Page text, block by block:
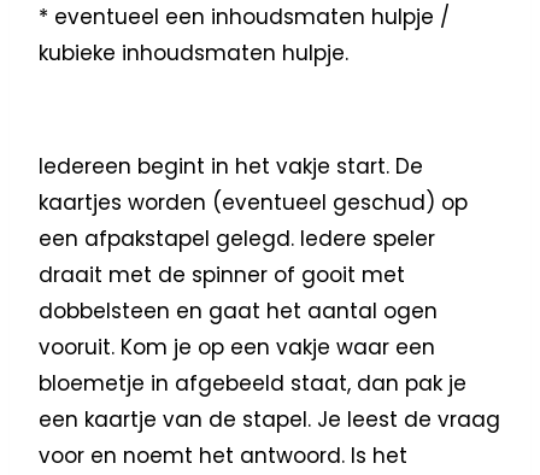
* eventueel een inhoudsmaten hulpje /
kubieke inhoudsmaten hulpje.
Iedereen begint in het vakje start. De
kaartjes worden (eventueel geschud) op
een afpakstapel gelegd. Iedere speler
draait met de spinner of gooit met
dobbelsteen en gaat het aantal ogen
vooruit. Kom je op een vakje waar een
bloemetje in afgebeeld staat, dan pak je
een kaartje van de stapel. Je leest de vraag
voor en noemt het antwoord. Is het